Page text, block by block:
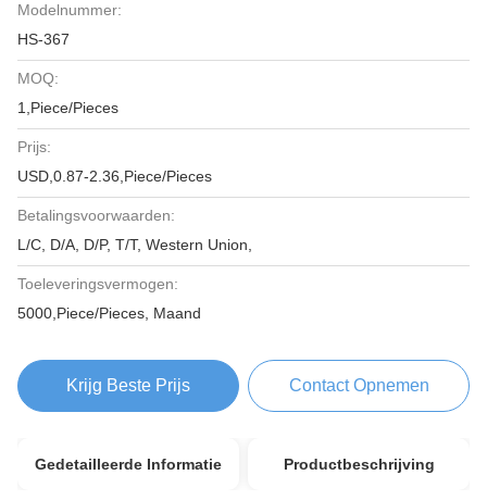
Modelnummer:
HS-367
MOQ:
1,Piece/Pieces
Prijs:
USD,0.87-2.36,Piece/Pieces
Betalingsvoorwaarden:
L/C, D/A, D/P, T/T, Western Union,
Toeleveringsvermogen:
5000,Piece/Pieces, Maand
Krijg Beste Prijs Contact Opnemen
Gedetailleerde Informatie Productbeschrijving